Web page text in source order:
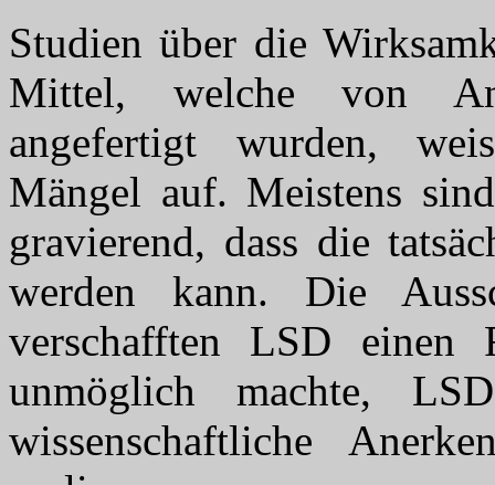
Studien über die
Mittel, welche von
angefertigt wurden,
Mängel auf. Meistens
gravierend, dass die
werden kann. Die
verschafften LSD einen
unmöglich machte,
wissenschaftliche